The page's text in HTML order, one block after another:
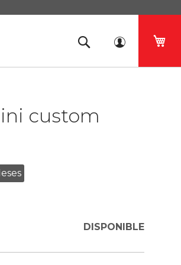
custom
DISPONIBLE